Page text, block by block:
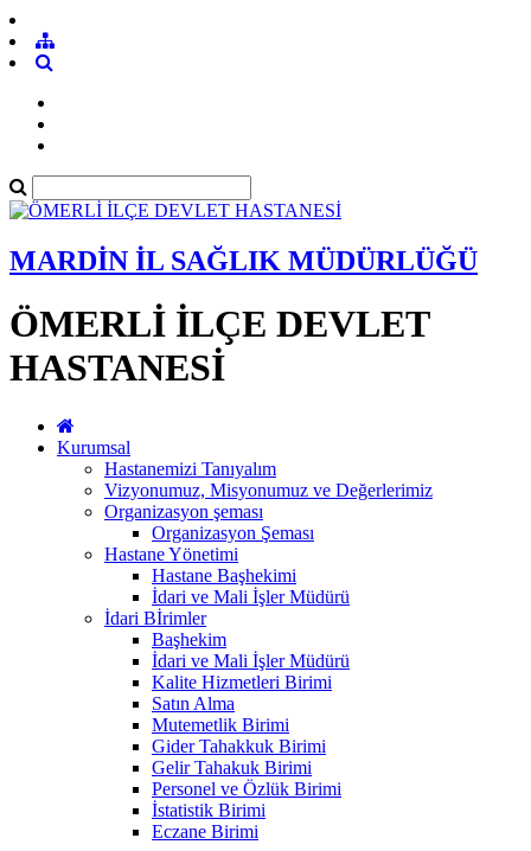
MARDİN İL SAĞLIK MÜDÜRLÜĞÜ
ÖMERLİ İLÇE DEVLET
HASTANESİ
Kurumsal
Hastanemizi Tanıyalım
Vizyonumuz, Misyonumuz ve Değerlerimiz
Organizasyon şeması
Organizasyon Şeması
Hastane Yönetimi
Hastane Başhekimi
İdari ve Mali İşler Müdürü
İdari Bİrimler
Başhekim
İdari ve Mali İşler Müdürü
Kalite Hizmetleri Birimi
Satın Alma
Mutemetlik Birimi
Gider Tahakkuk Birimi
Gelir Tahakuk Birimi
Personel ve Özlük Birimi
İstatistik Birimi
Eczane Birimi